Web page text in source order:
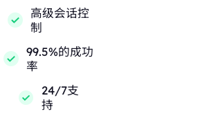
高级会话控
制
99.5%的成功
率
24/7支
持